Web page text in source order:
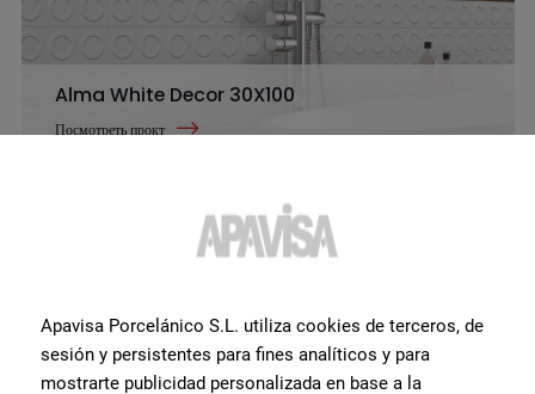
Alma White Decor 30X100
Посмотреть прокт
Посмотреть прокт
Apavisa Porcelánico S.L. utiliza cookies de terceros, de
sesión y persistentes para fines analíticos y para
mostrarte publicidad personalizada en base a la